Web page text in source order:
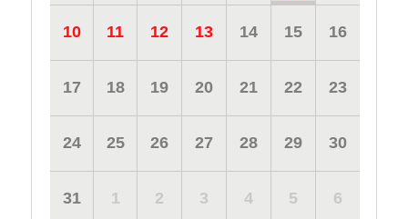
10 11 12 13 14 15 16
17 18 19 20 21 22 23
24 25 26 27 28 29 30
31 1 2 3 4 5 6